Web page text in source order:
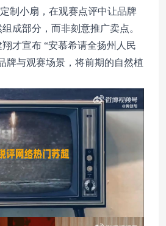
制小扇，在观赛点评中让品牌
成部分，而非刻意推广卖点。
才宣布 “安慕希请全扬州人民
牌与观赛场景，将前期的自然植